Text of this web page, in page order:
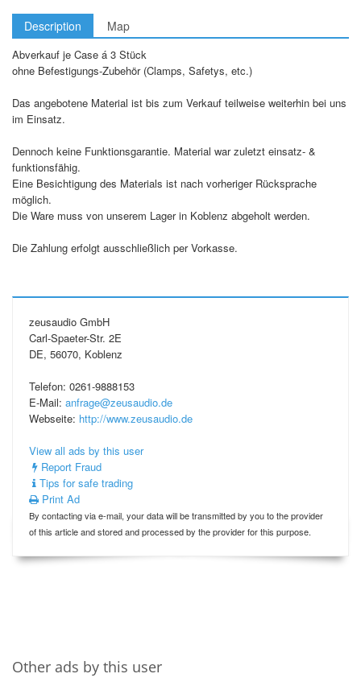
Description Map
Abverkauf je Case á 3 Stück
ohne Befestigungs-Zubehör (Clamps, Safetys, etc.)
Das angebotene Material ist bis zum Verkauf teilweise weiterhin bei uns
im Einsatz.
Dennoch keine Funktionsgarantie. Material war zuletzt einsatz- &
funktionsfähig.
Eine Besichtigung des Materials ist nach vorheriger Rücksprache
möglich.
Die Ware muss von unserem Lager in Koblenz abgeholt werden.
Die Zahlung erfolgt ausschließlich per Vorkasse.
zeusaudio GmbH
Carl-Spaeter-Str. 2E
DE, 56070, Koblenz
Telefon: 0261-9888153
E-Mail: anfrage@zeusaudio.de
Webseite: http://www.zeusaudio.de
View all ads by this user
Report Fraud
Tips for safe trading
Print Ad
By contacting via e-mail, your data will be transmitted by you to the provider
of this article and stored and processed by the provider for this purpose.
Other ads by this user